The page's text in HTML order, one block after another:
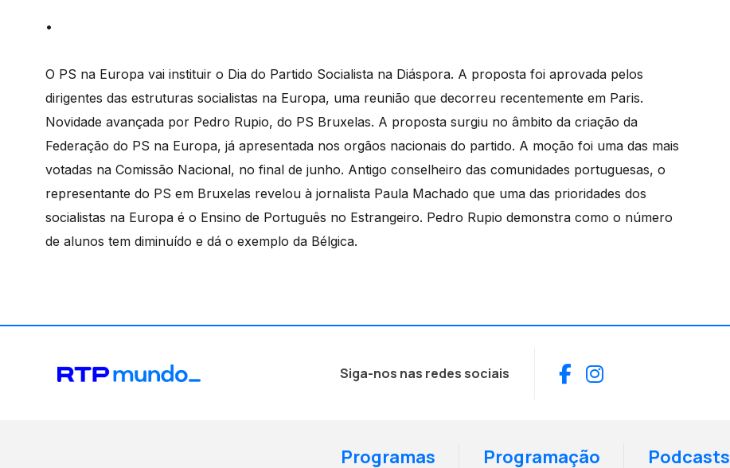
•
O PS na Europa vai instituir o Dia do Partido Socialista na Diáspora. A proposta foi aprovada pelos
dirigentes das estruturas socialistas na Europa, uma reunião que decorreu recentemente em Paris.
Novidade avançada por Pedro Rupio, do PS Bruxelas. A proposta surgiu no âmbito da criação da
Federação do PS na Europa, já apresentada nos orgãos nacionais do partido. A moção foi uma das mais
votadas na Comissão Nacional, no final de junho. Antigo conselheiro das comunidades portuguesas, o
representante do PS em Bruxelas revelou à jornalista Paula Machado que uma das prioridades dos
socialistas na Europa é o Ensino de Português no Estrangeiro. Pedro Rupio demonstra como o número
de alunos tem diminuído e dá o exemplo da Bélgica.
Siga-nos nas redes sociais Facebook
Instagram
Programas Programação Podcasts